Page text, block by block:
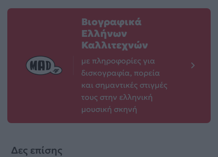
Βιογραφικά
Ελλήνων
Καλλιτεχνών
με πληροφορίες για
δισκογραφία, πορεία
και σημαντικές στιγμές
τους στην ελληνική
μουσική σκηνή
Δες επίσης